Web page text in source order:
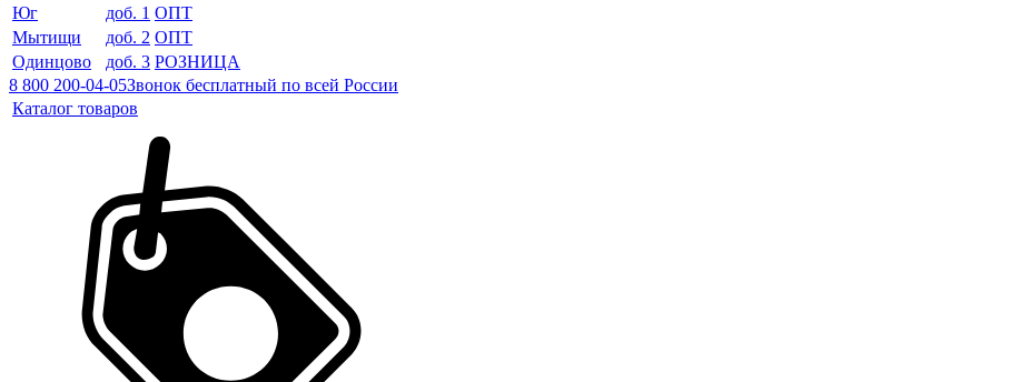
Юг
доб. 1 ОПТ
Мытищи
доб. 2 ОПТ
Одинцово
доб. 3 РОЗНИЦА
8 800 200-04-05Звонок бесплатный по всей России
Каталог товаров